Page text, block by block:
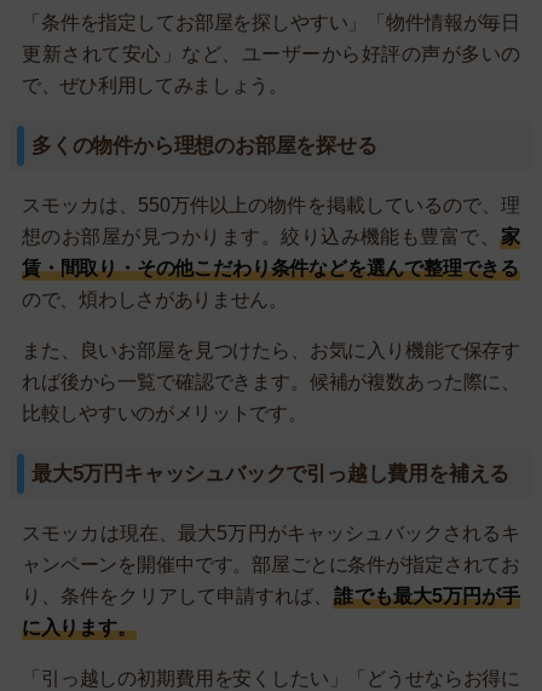
「条件を指定してお部屋を探しやすい」「物件情報が毎日
更新されて安心」など、ユーザーから好評の声が多いの
で、ぜひ利用してみましょう。
多くの物件から理想のお部屋を探せる
スモッカは、550万件以上の物件を掲載しているので、理
想のお部屋が見つかります。絞り込み機能も豊富で、家
賃・間取り・その他こだわり条件などを選んで整理できる
ので、煩わしさがありません。
また、良いお部屋を見つけたら、お気に入り機能で保存す
れば後から一覧で確認できます。候補が複数あった際に、
比較しやすいのがメリットです。
最大5万円キャッシュバックで引っ越し費用を補える
スモッカは現在、最大5万円がキャッシュバックされるキ
ャンペーンを開催中です。部屋ごとに条件が指定されてお
り、条件をクリアして申請すれば、誰でも最大5万円が手
に入ります。
「引っ越しの初期費用を安くしたい」「どうせならお得に